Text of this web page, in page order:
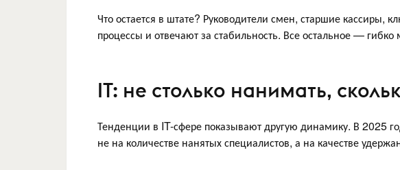
Что остается в штате? Руководители смен, старшие кассиры,
процессы и отвечают за стабильность. Все остальное — гибко
IT: не столько нанимать,
Тенденции в IT-сфере показывают другую динамику. В 2025
не на количестве нанятых специалистов, а на качестве